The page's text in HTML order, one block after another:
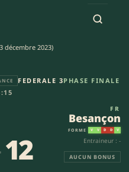
décembre 2023)
(47-12)
FEDERALE 3PHASE FINALE
12
FR
Besançon
FORME V V D D V
Entraineur : -
AUCUN BONUS